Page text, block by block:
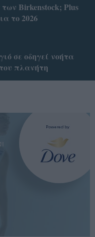
Birkenstock; Plus
το 2026
σε οδηγεί νοήτα
πλανήτη